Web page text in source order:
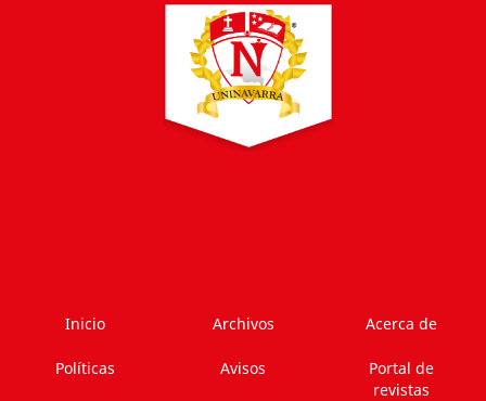
Inicio Archivos Acerca de
Políticas Avisos
Portal de
revistas